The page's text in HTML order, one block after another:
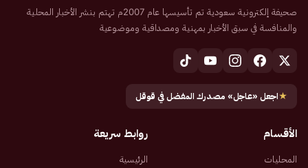
صحيفة إلكترونية سعودية تم تأسيسها عام 2007م تهتم بنشر الأخبار المحلية
والمنافسة في سبق الأخبار بمهنية ومصداقية وموضوعية
★اجعل «عاجل» مصدرك المفضل في قوقل
الأقسام
المحليات
روابط سريعة
الرئيسية